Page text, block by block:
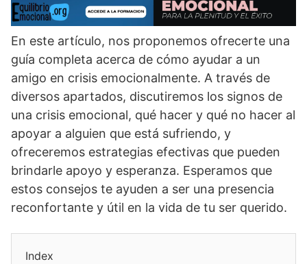
En este artí­culo, nos proponemos ofrecerte una
guí­a completa acerca de cómo ayudar a un
amigo en crisis emocionalmente. A través de
diversos apartados, discutiremos los signos de
una crisis emocional, qué hacer y qué no hacer al
apoyar a alguien que está sufriendo, y
ofreceremos estrategias efectivas que pueden
brindarle apoyo y esperanza. Esperamos que
estos consejos te ayuden a ser una presencia
reconfortante y útil en la vida de tu ser querido.
Index